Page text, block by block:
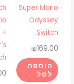
Super Mario
Odyssey
Switch
₪169.00
הוספה
לסל
+